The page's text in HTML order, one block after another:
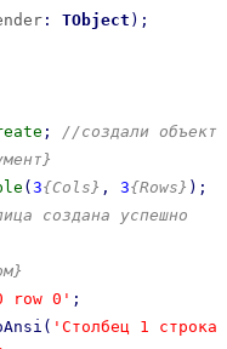
: TObject ) ;
;
//создали объект
( 3{Cols} , 3{Rows} ) ;
создана успешно
row 0' ;
( 'Столбец 1